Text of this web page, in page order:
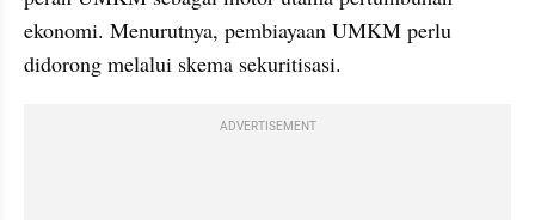
ekonomi. Menurutnya, pembiayaan UMKM perlu
didorong melalui skema sekuritisasi.
ADVERTISEMENT